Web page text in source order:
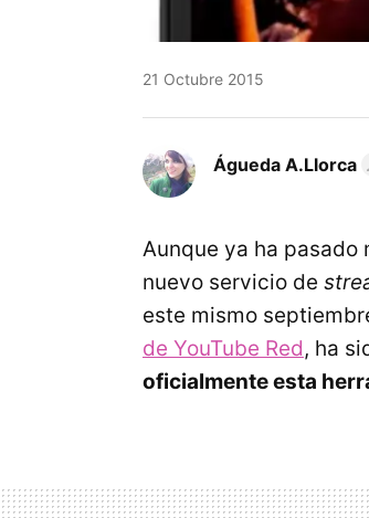
21 Octubre 2015
Águeda A.Llorca
Aunque ya ha pasado
nuevo servicio de
este mismo
de YouTube Red, ha
oficialmente esta